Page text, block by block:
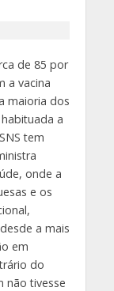
de 85 por
a vacina
maioria dos
a
tem
onde a
e os
a mais
em
do
não tivesse